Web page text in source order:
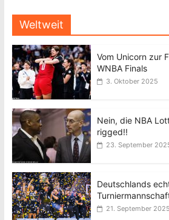
Weltweit
Vom Unicorn zur
WNBA Finals
3. Oktober 2025
Nein, die NBA
rigged!!
23. September
Deutschlands
21. September 2025